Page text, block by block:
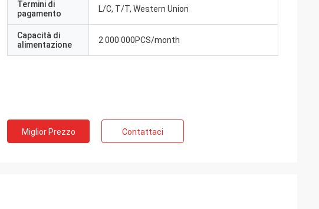
David Smith dalla Russia
Termini di
pagamento
L/C, T/T, Western Union
Capacità di
alimentazione
2 000 000PCS/month
Miglior Prezzo Contattaci